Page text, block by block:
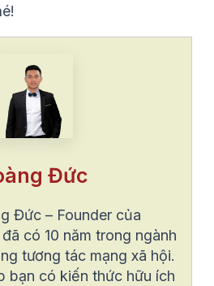
Đức
Đức – Founder của
có 10 năm trong ngành
tương tác mạng xã hội.
bạn có kiến thức hữu ích